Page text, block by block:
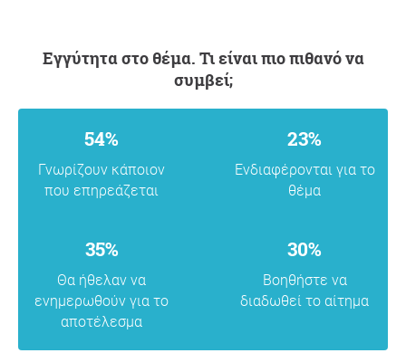
Εγγύτητα στο θέμα. Τι είναι πιο πιθανό να
συμβεί;
54%
Γνωρίζουν κάποιον
που επηρεάζεται
23%
Ενδιαφέρονται για το
θέμα
35%
Θα ήθελαν να
ενημερωθούν για το
αποτέλεσμα
30%
Βοηθήστε να
διαδωθεί το αίτημα